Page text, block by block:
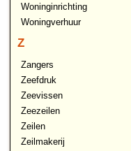
Woninginrichting
Woningverhuur
Z
Zangers
Zeefdruk
Zeevissen
Zeezeilen
Zeilen
Zeilmakerij